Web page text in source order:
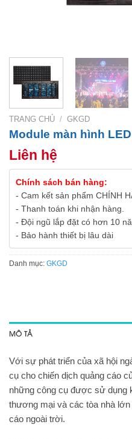
TRANG CHỦ / GKGD
Module màn hình
Liên hệ
Chính sách bán hàng:
- Cam kết sản phẩm CHÍNH
- Thanh toán khi nhận hàng.
- Đội ngũ lắp đặt có hơn 10
- Bảo hành thiết bị lâu dài
Danh mục: GKGD
MÔ TẢ
Với sự phát triển của xã hội
cụ cho chiến dịch quảng cáo
những công cụ được sử dụng
thương mại và các tòa nhà
cáo ngoài trời.